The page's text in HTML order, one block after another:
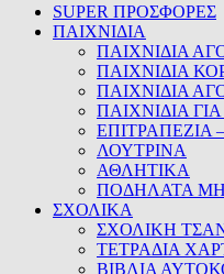
SUPER ΠΡΟΣΦΟΡΕΣ
ΠΑΙΧΝΙΔΙΑ
ΠΑΙΧΝΙΔΙΑ
ΠΑΙΧΝΙΔΙΑ
ΠΑΙΧΝΙΔΙΑ
ΠΑΙΧΝΙΔΙΑ
ΕΠΙΤΡΑΠΕΖΙΑ
ΛΟΥΤΡΙΝΑ
ΑΘΛΗΤΙΚΑ
ΠΟΔΗΛΑΤΑ
ΣΧΟΛΙΚΑ
ΣΧΟΛΙΚΗ
ΤΕΤΡΑΔΙΑ
ΒΙΒΛΙΑ